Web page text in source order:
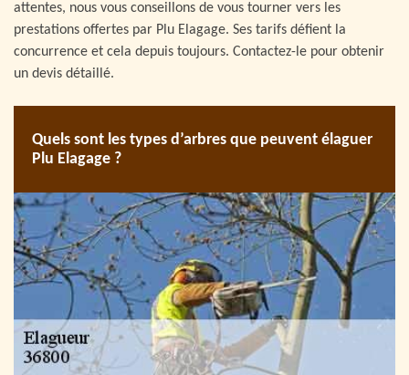
attentes, nous vous conseillons de vous tourner vers les
prestations offertes par Plu Elagage. Ses tarifs défient la
concurrence et cela depuis toujours. Contactez-le pour obtenir
un devis détaillé.
Quels sont les types d’arbres que peuvent élaguer
Plu Elagage ?